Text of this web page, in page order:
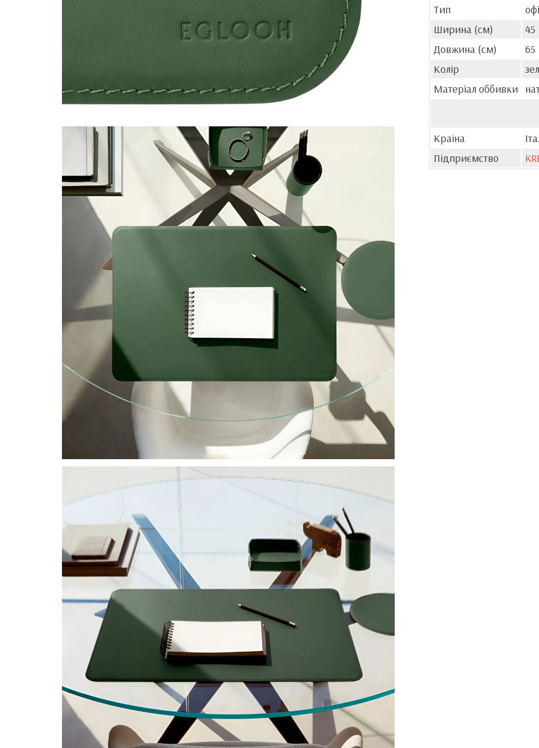
Тип
Ширина (см)
45
Довжина (см)
65
Колір
Матеріал оббивки
Країна
Підприємство